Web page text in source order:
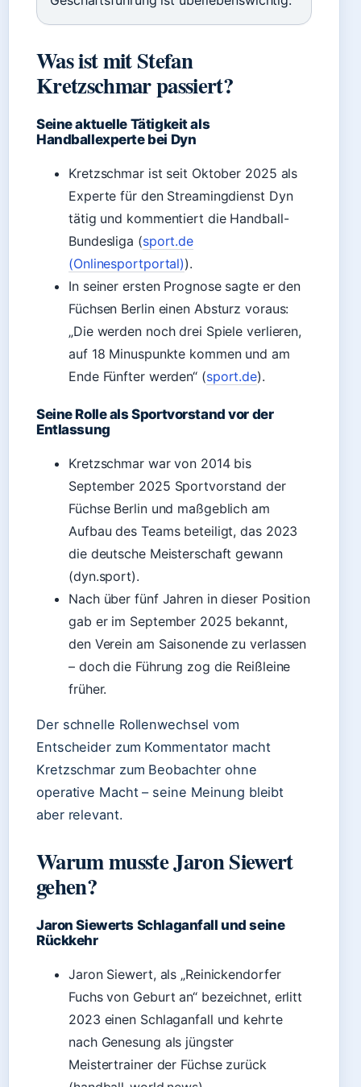
Was ist mit Stefan
Kretzschmar passiert?
Seine aktuelle Tätigkeit als
Handballexperte bei Dyn
Kretzschmar ist seit Oktober 2025 als
Experte für den Streamingdienst Dyn
tätig und kommentiert die Handball-
Bundesliga (sport.de
(Onlinesportportal)).
In seiner ersten Prognose sagte er den
Füchsen Berlin einen Absturz voraus:
„Die werden noch drei Spiele verlieren,
auf 18 Minuspunkte kommen und am
Ende Fünfter werden“ (sport.de).
Seine Rolle als Sportvorstand vor der
Entlassung
Kretzschmar war von 2014 bis
September 2025 Sportvorstand der
Füchse Berlin und maßgeblich am
Aufbau des Teams beteiligt, das 2023
die deutsche Meisterschaft gewann
(dyn.sport).
Nach über fünf Jahren in dieser Position
gab er im September 2025 bekannt,
den Verein am Saisonende zu verlassen
– doch die Führung zog die Reißleine
früher.
Der schnelle Rollenwechsel vom
Entscheider zum Kommentator macht
Kretzschmar zum Beobachter ohne
operative Macht – seine Meinung bleibt
aber relevant.
Warum musste Jaron Siewert
gehen?
Jaron Siewerts Schlaganfall und seine
Rückkehr
Jaron Siewert, als „Reinickendorfer
Fuchs von Geburt an“ bezeichnet, erlitt
2023 einen Schlaganfall und kehrte
nach Genesung als jüngster
Meistertrainer der Füchse zurück